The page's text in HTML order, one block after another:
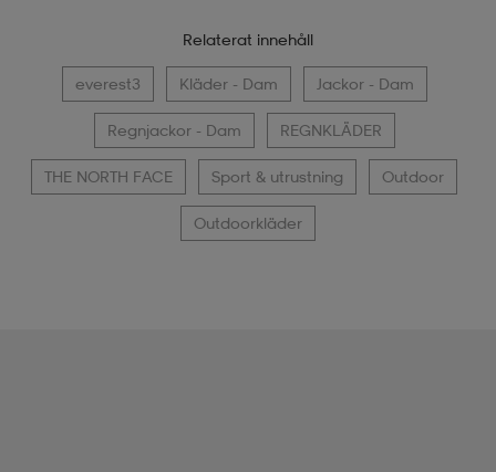
Relaterat innehåll
everest3 Kläder - Dam Jackor - Dam
Regnjackor - Dam REGNKLÄDER
THE NORTH FACE Sport & utrustning Outdoor
Outdoorkläder